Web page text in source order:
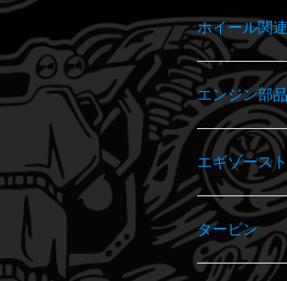
ホイール関連
エンジン部品
エギゾース
タービン